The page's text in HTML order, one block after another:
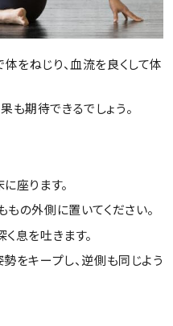
をねじり、血流を良くして体
期待できるでしょう。
座ります。
の外側に置いてください。
息を吐きます。
をキープし、逆側も同じよう